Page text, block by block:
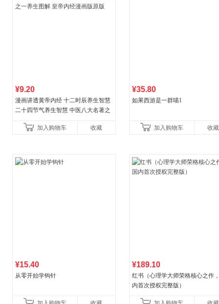
¥9.20
漫画讲透黄帝内经 十二时辰养生智慧
二十四节气养生智慧 中医八大名著之
加入购物车
收藏
¥35.80
如果西游是一群喵1
加入购物车 收藏
¥15.40
从零开始学钩针
¥189.10
红书（心理学大师荣格核心之作
内首次授权完整版）